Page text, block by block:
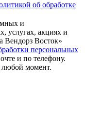
об обработке
и
услугах, акциях и
Восток»
персональных
и по телефону.
любой момент.